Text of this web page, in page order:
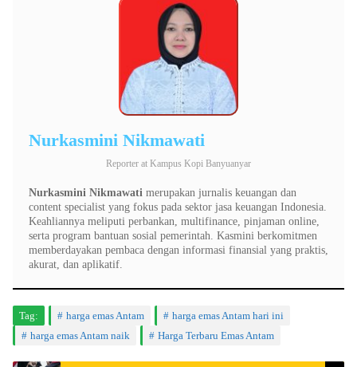
Nurkasmini Nikmawati
Reporter at Kampus Kopi Banyuanyar
Nurkasmini Nikmawati merupakan jurnalis keuangan dan
content specialist yang fokus pada sektor jasa keuangan Indonesia.
Keahliannya meliputi perbankan, multifinance, pinjaman online,
serta program bantuan sosial pemerintah. Kasmini berkomitmen
memberdayakan pembaca dengan informasi finansial yang praktis,
akurat, dan aplikatif.
Tag: harga emas Antam
harga emas Antam hari ini
harga emas Antam naik
Harga Terbaru Emas Antam